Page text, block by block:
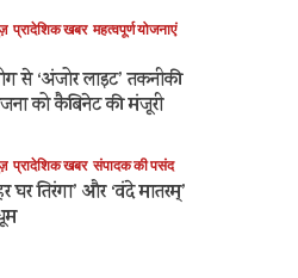
प्रादेशिक खबर महत्वपूर्ण योजनाएं
से ‘अंजोर लाइट’ तकनीकी
को कैबिनेट की मंजूरी
प्रादेशिक खबर संपादक की पसंद
घर तिरंगा’ और ‘वंदे मातरम्’